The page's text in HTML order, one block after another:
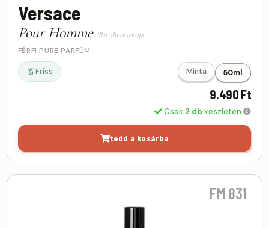
Versace
Pour Homme illat alternatívája
FÉRFI PURE PARFÜM
Friss Minta 50ml
9.490 Ft
Csak 2 db készleten
tedd a kosárba
FM 831